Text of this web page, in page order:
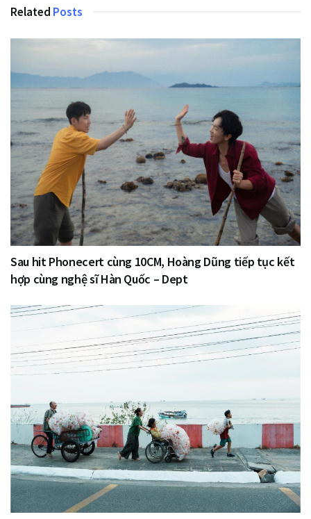
Related Posts
Sau hit Phonecert cùng 10CM, Hoàng Dũng tiếp tục kết
hợp cùng nghệ sĩ Hàn Quốc – Dept